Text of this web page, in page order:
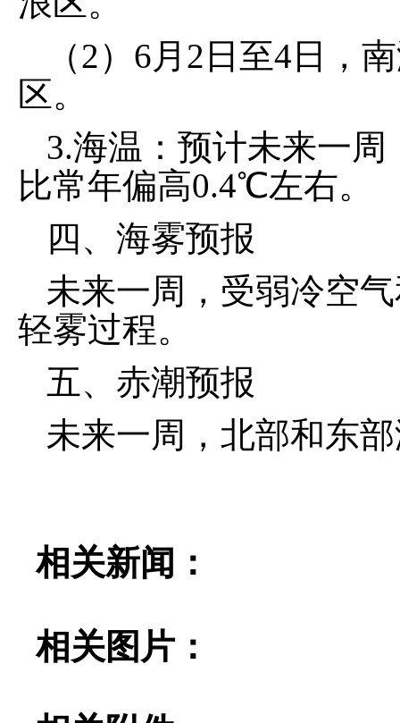
（2）6月2日至4日，
区。
3.海温：预计未来一
比常年偏高0.4℃左右。
四、海雾预报
未来一周，受弱冷空
轻雾过程。
五、赤潮预报
未来一周，北部和东
相关新闻：
相关图片：